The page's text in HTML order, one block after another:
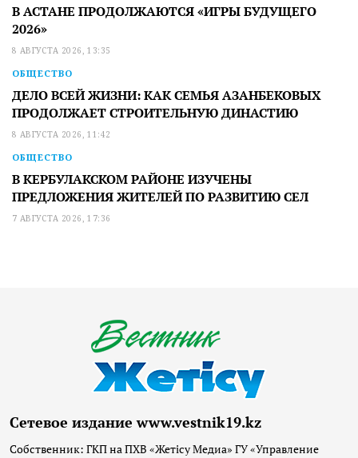
В АСТАНЕ ПРОДОЛЖАЮТСЯ «ИГРЫ БУДУЩЕГО
2026»
8 АВГУСТА 2026, 13:35
ОБЩЕСТВО
ДЕЛО ВСЕЙ ЖИЗНИ: КАК СЕМЬЯ АЗАНБЕКОВЫХ
ПРОДОЛЖАЕТ СТРОИТЕЛЬНУЮ ДИНАСТИЮ
8 АВГУСТА 2026, 11:42
ОБЩЕСТВО
В КЕРБУЛАКСКОМ РАЙОНЕ ИЗУЧЕНЫ
ПРЕДЛОЖЕНИЯ ЖИТЕЛЕЙ ПО РАЗВИТИЮ СЕЛ
7 АВГУСТА 2026, 17:36
Сетевое издание www.vestnik19.kz
Собственник: ГКП на ПХВ «Жетісу Медиа» ГУ «Управление